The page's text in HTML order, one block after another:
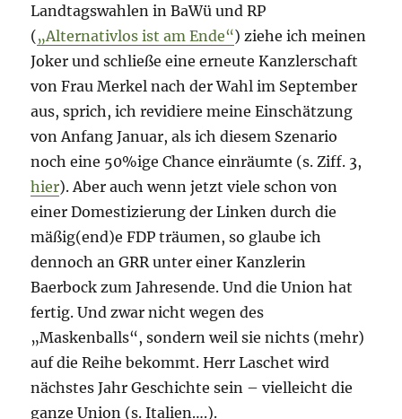
Landtagswahlen in BaWü und RP
(„Alternativlos ist am Ende“) ziehe ich meinen
Joker und schließe eine erneute Kanzlerschaft
von Frau Merkel nach der Wahl im September
aus, sprich, ich revidiere meine Einschätzung
von Anfang Januar, als ich diesem Szenario
noch eine 50%ige Chance einräumte (s. Ziff. 3,
hier). Aber auch wenn jetzt viele schon von
einer Domestizierung der Linken durch die
mäßig(end)e FDP träumen, so glaube ich
dennoch an GRR unter einer Kanzlerin
Baerbock zum Jahresende. Und die Union hat
fertig. Und zwar nicht wegen des
„Maskenballs“, sondern weil sie nichts (mehr)
auf die Reihe bekommt. Herr Laschet wird
nächstes Jahr Geschichte sein – vielleicht die
ganze Union (s. Italien….).